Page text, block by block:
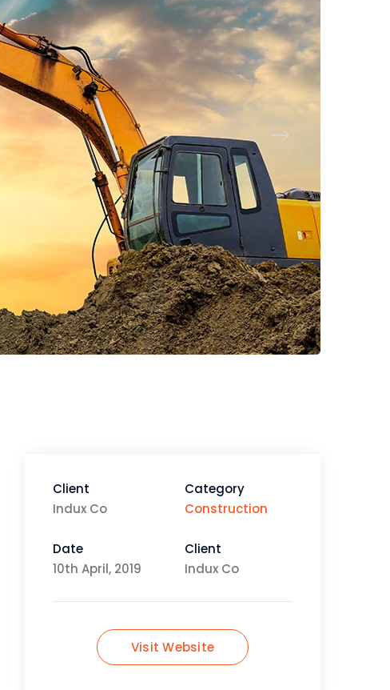
Client
Indux Co
Category
Construction
Date
10th April, 2019
Client
Indux Co
Visit Website